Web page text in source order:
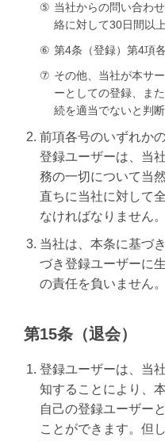
⑤ 当社からの問い合わ
絡に対して30日間以
⑥ 第4条（登録）第4項
⑦ その他、当社が本サ
ーとしての登録、ま
続を適当でないと判
前項各号のいずれか
登録ユーザーは、当
務の一切について当
直ちに当社に対して
なければなりません。
当社は、本条に基づ
づき登録ユーザーに
の責任を負いません。
第15条（退会）
登録ユーザーは、当
知することにより、
自己の登録ユーザー
ことができます。但